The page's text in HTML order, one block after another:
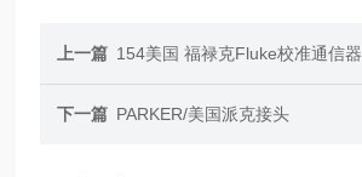
上一篇 154美国 福禄克Fluke校准通信器
下一篇 PARKER/美国派克接头